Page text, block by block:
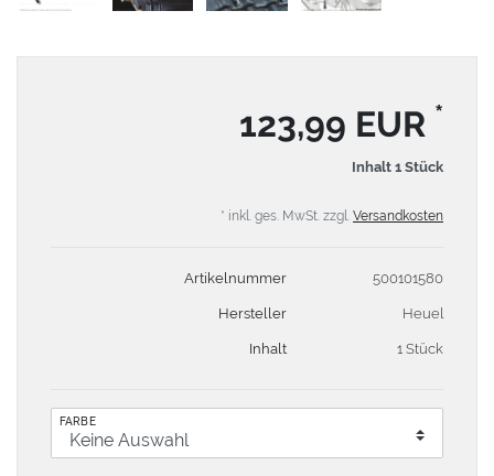
123,99 EUR *
Inhalt 1 Stück
* inkl. ges. MwSt. zzgl. Versandkosten
Artikelnummer 500101580
Hersteller Heuel
Inhalt 1 Stück
FARBE